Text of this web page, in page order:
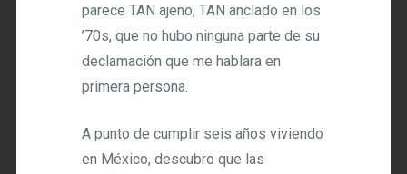
parece TAN ajeno, TAN anclado en los
’70s, que no hubo ninguna parte de su
declamación que me hablara en
primera persona.
A punto de cumplir seis años viviendo
en México, descubro que las